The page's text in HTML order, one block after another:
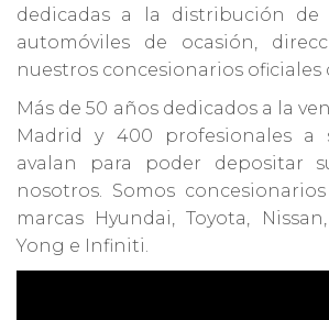
dedicadas a la distribución de
automóviles de ocasión,
nuestros concesionarios oficiales
Más de 50 años dedicados a la
Madrid y 400 profesionales a
avalan para poder depositar
nosotros. Somos
marcas Hyundai, Toyota,
Yong e Infiniti.